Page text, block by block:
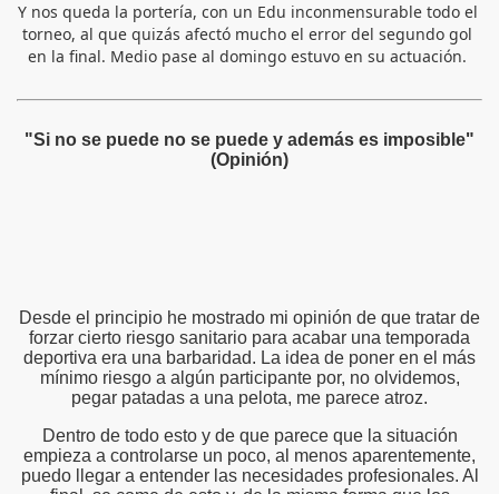
Y nos queda la portería, con un Edu inconmensurable todo el
torneo, al que quizás afectó mucho el error del segundo gol
en la final. Medio pase al domingo estuvo en su actuación.
"Si no se puede no se puede y además es imposible"
(Opinión)
Desde el principio he mostrado mi opinión de que tratar de
forzar cierto riesgo sanitario para acabar una temporada
deportiva era una barbaridad. La idea de poner en el más
mínimo riesgo a algún participante por, no olvidemos,
pegar patadas a una pelota, me parece atroz.
Dentro de todo esto y de que parece que la situación
empieza a controlarse un poco, al menos aparentemente,
puedo llegar a entender las necesidades profesionales. Al